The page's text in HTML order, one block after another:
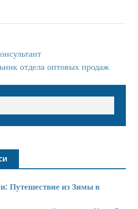
отдела оптовых продаж
Путешествие из Зимы в